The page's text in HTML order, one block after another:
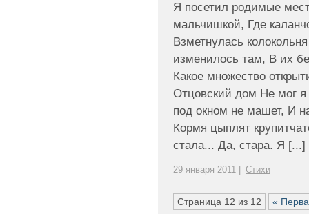
Я посетил родимые
мальчишкой, Где
Взметнулась
изменилось там, В их
Какое множество
Отцовский дом Не мог
под окном не машет, И
Кормя цыплят
стала... Да, стара. Я [...]
29 января 2011 | Стихи
Страница 12 из 12 «